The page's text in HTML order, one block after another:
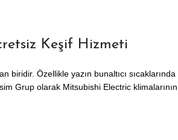
Keşif Hizmeti
Özellikle yazın bunaltıcı
olarak Mitsubishi Electric klimalarının